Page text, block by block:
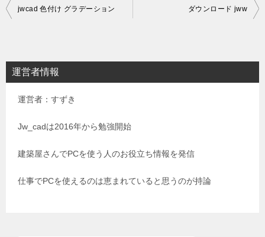
投
ビ
ゲ
jwcad 色付け グラデーション ダウンロード jww
運営者情報
運営者：すずき
Jw_cadは2016年から勉強開始
建築屋さんでPCを使う人のお役立ち情報を発信
仕事でPCを使えるのは恵まれていると思うのが持論